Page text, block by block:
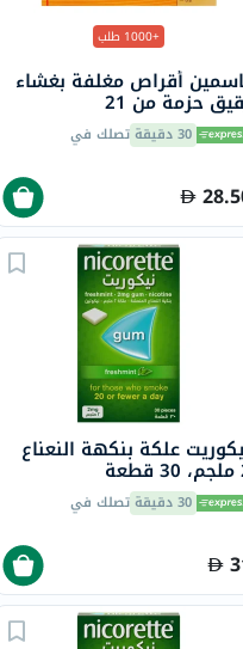
+1000 طلب
أقراص مغلفة بغشاء
حزمة من 21
30 دقيقة تصلك في
علكة بنكهة النعناع
30 دقيقة تصلك في